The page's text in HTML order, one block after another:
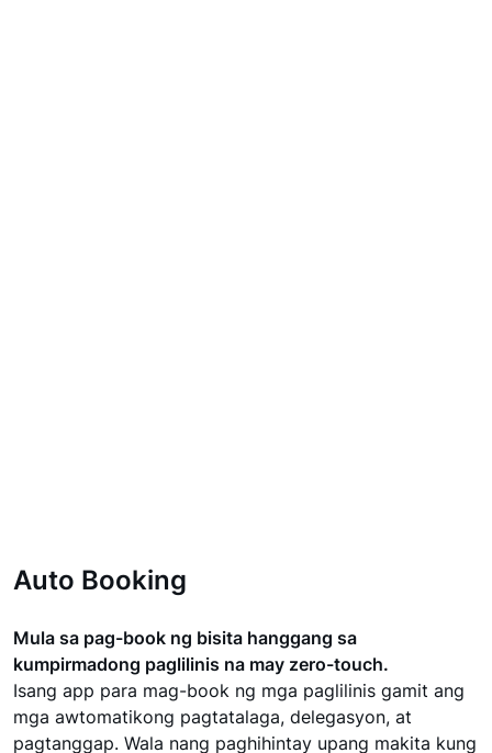
Auto Booking
Mula sa pag-book ng bisita hanggang sa
kumpirmadong paglilinis na may zero-touch.
Isang app para mag-book ng mga paglilinis gamit ang
mga awtomatikong pagtatalaga, delegasyon, at
pagtanggap. Wala nang paghihintay upang makita kung